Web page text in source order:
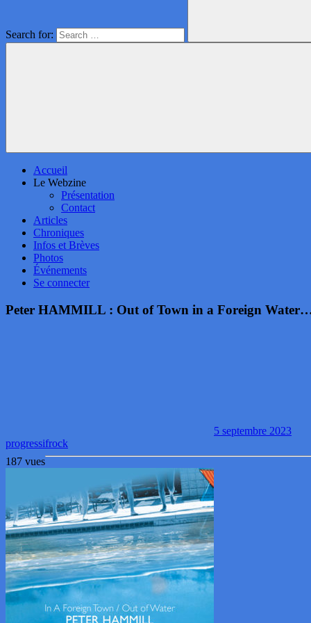
Search for:
Accueil
Le Webzine
Présentation
Contact
Articles
Chroniques
Infos et Brèves
Photos
Événements
Se connecter
Peter HAMMILL : Out of Town in a Foreign
5 septembre 2023
progressifrock
187 vues